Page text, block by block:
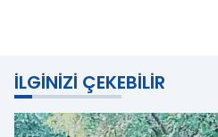
İLGINIZI ÇEKEBILIR